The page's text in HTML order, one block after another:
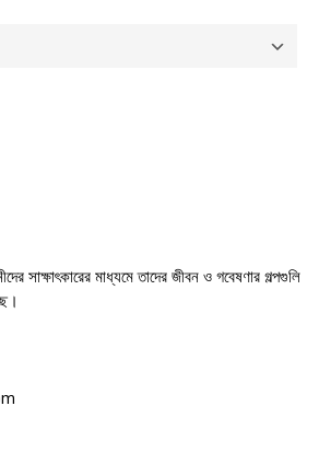
সাক্ষাৎকারের মাধ্যমে তাদের জীবন ও গবেষণার গল্পগুলি